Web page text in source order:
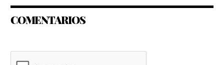
COMENTARIOS